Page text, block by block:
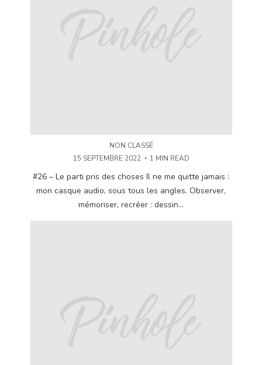
NON CLASSÉ
15 SEPTEMBRE 2022
1 MIN READ
#26 – Le parti pris des choses Il ne me quitte jamais :
mon casque audio, sous tous les angles. Observer,
mémoriser, recréer : dessin...